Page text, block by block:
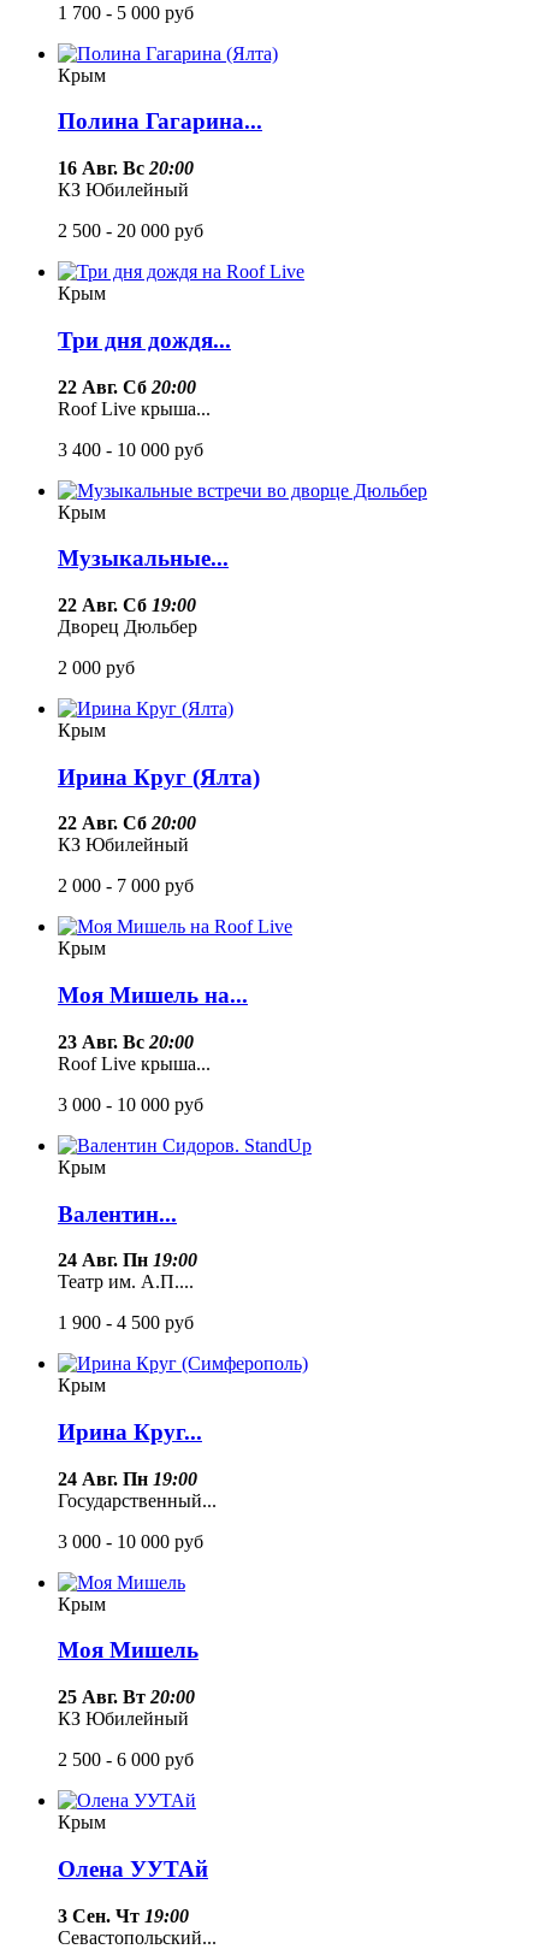
1 700 - 5 000 руб
Крым
Полина Гагарина...
16 Авг. Вс 20:00
КЗ Юбилейный
2 500 - 20 000 руб
Крым
Три дня дождя...
22 Авг. Сб 20:00
Roof Live крыша...
3 400 - 10 000 руб
Крым
Музыкальные...
22 Авг. Сб 19:00
Дворец Дюльбер
2 000 руб
Крым
Ирина Круг (Ялта)
22 Авг. Сб20:00
КЗ Юбилейный
2 000 - 7 000 руб
Крым
Моя Мишель на...
23 Авг. Вс 20:00
Roof Live крыша...
3 000 - 10 000 руб
Крым
Валентин...
24 Авг. Пн 19:00
Театр им. А.П....
1 900 - 4 500 руб
Крым
Ирина Круг...
24 Авг. Пн 19:00
Государственный...
3 000 - 10 000 руб
Крым
Моя Мишель
25 Авг. Вт 20:00
КЗ Юбилейный
2 500 - 6 000 руб
Крым
Олена УУТАй
3 Сен. Чт 19:00
Севастопольский...